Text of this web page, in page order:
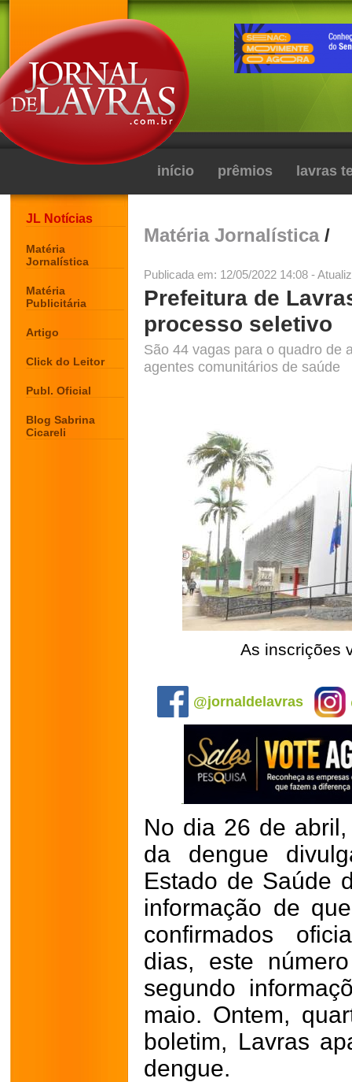
início prêmios lavras
JL Notícias
Matéria
Jornalística
Matéria
Publicitária
Artigo
Click do Leitor
Publ. Oficial
Blog Sabrina
Cicareli
Matéria Jornalística/
Publicada em: 12/05/2022 14:08 -
Prefeitura de
processo seletivo
São 44 vagas para o quadro de
agentes comunitários de saúde
As inscrições
@jornaldelavras
No dia 26 de
da dengue
Estado de Saúde
informação de
confirmados
dias, este
segundo
maio. Ontem,
boletim, Lavras
dengue.